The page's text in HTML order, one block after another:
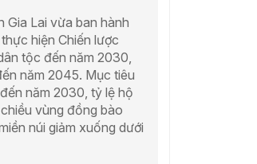
Gia Lai vừa ban hành
hiện Chiến lược
tộc đến năm 2030,
năm 2045. Mục tiêu
năm 2030, tỷ lệ hộ
vùng đồng bào
núi giảm xuống dưới